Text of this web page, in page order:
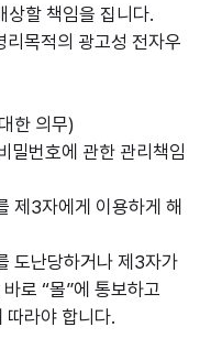
상할 책임을 집니다.
목적의 광고성 전자우
한 의무)
번호에 관한 관리책임
제3자에게 이용하게 해
도난당하거나 제3자가
로 “몰”에 통보하고
따라야 합니다.